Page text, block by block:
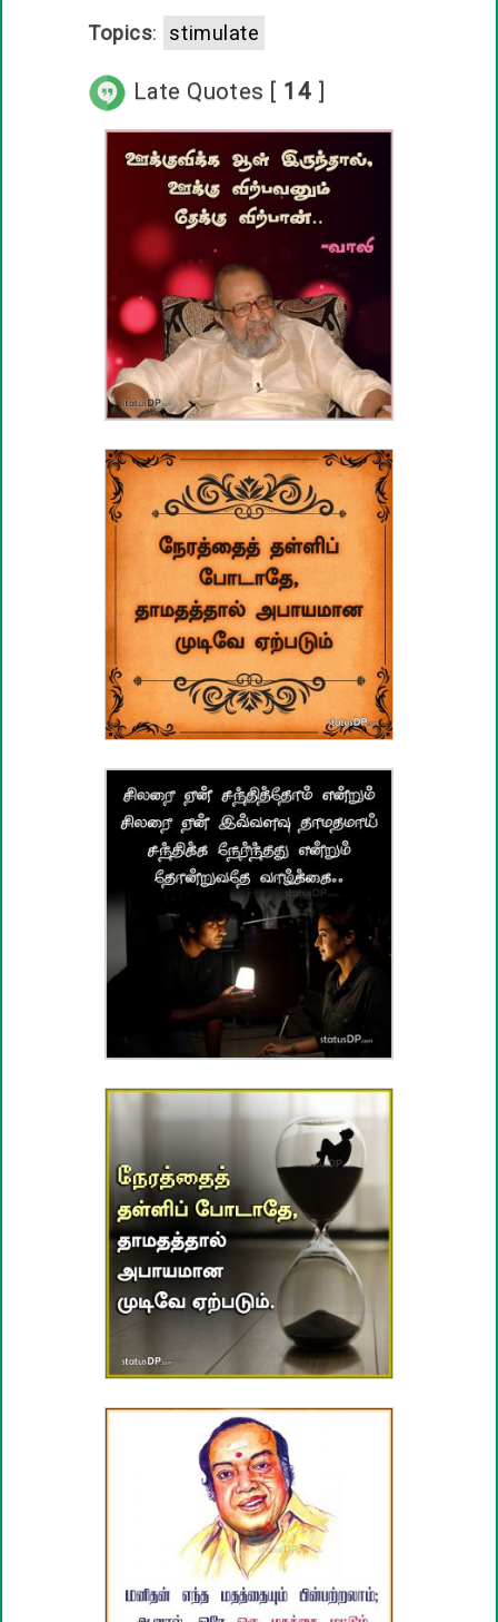
சினிமா வரிகள்
பிரபலங்களின் பொன்மொழிகள்
பழமொழிகள்
ஊக்கம் / உத்வேக பொன்மொழிகள்
காதல் பொன்மொழிகள்
மகிழ்ச்சி பொன்மொழிகள்
பொதுவான பொன்மொழிகள்
நட்பு பொன்மொழிகள்
சிரிப்பு பொன்மொழிகள்
கடவுள் பொன்மொழிகள்
வாழ்த்து பொன்மொழிகள்
பண்டிகை வாழ்த்துக்கள்
Topics: stimulate
Late Quotes [ 14 ]